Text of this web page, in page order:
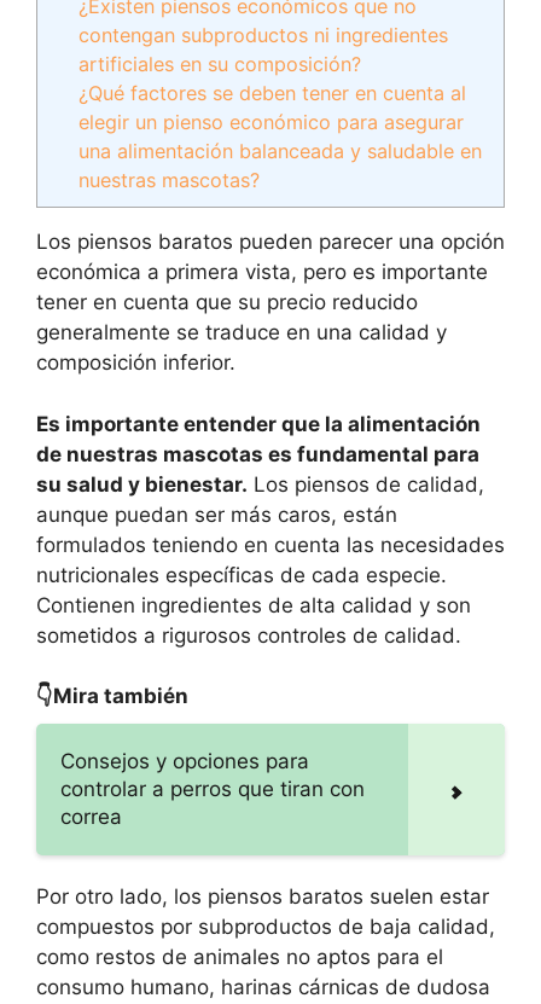
¿Existen piensos económicos que no
contengan subproductos ni ingredientes
artificiales en su composición?
¿Qué factores se deben tener en cuenta al
elegir un pienso económico para asegurar
una alimentación balanceada y saludable en
nuestras mascotas?
Los piensos baratos pueden parecer una opción
económica a primera vista, pero es importante
tener en cuenta que su precio reducido
generalmente se traduce en una calidad y
composición inferior.
Es importante entender que la alimentación
de nuestras mascotas es fundamental para
su salud y bienestar. Los piensos de calidad,
aunque puedan ser más caros, están
formulados teniendo en cuenta las necesidades
nutricionales específicas de cada especie.
Contienen ingredientes de alta calidad y son
sometidos a rigurosos controles de calidad.
👇Mira también
Consejos y opciones para
controlar a perros que tiran con
correa
Por otro lado, los piensos baratos suelen estar
compuestos por subproductos de baja calidad,
como restos de animales no aptos para el
consumo humano, harinas cárnicas de dudosa